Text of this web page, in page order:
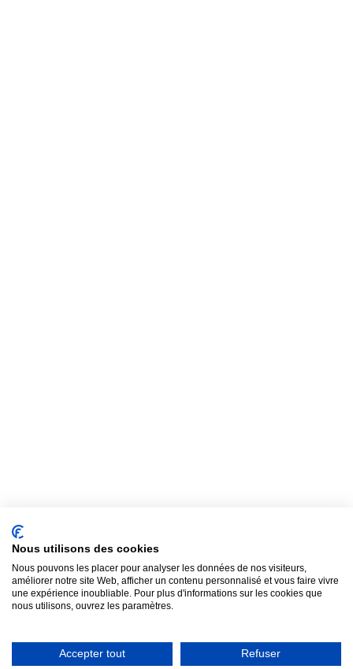
Nous utilisons des cookies
Nous pouvons les placer pour analyser les données de nos visiteurs,
améliorer notre site Web, afficher un contenu personnalisé et vous faire vivre
une expérience inoubliable. Pour plus d'informations sur les cookies que
nous utilisons, ouvrez les paramètres.
Accepter tout Refuser